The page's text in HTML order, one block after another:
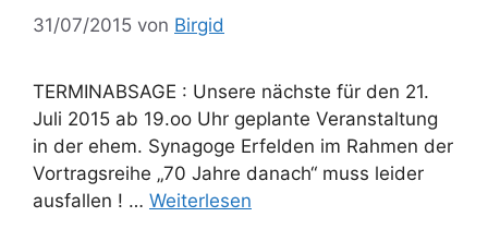
31/07/2015 von Birgid
TERMINABSAGE : Unsere nächste für den 21.
Juli 2015 ab 19.oo Uhr geplante Veranstaltung
in der ehem. Synagoge Erfelden im Rahmen der
Vortragsreihe „70 Jahre danach“ muss leider
ausfallen ! … Weiterlesen